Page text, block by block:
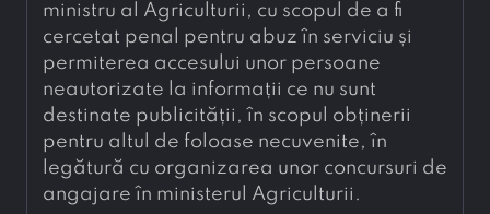
ministru al Agriculturii, cu scopul de a fi
cercetat penal pentru abuz în serviciu și
permiterea accesului unor persoane
neautorizate la informații ce nu sunt
destinate publicității, în scopul obținerii
pentru altul de foloase necuvenite, în
legătură cu organizarea unor concursuri de
angajare în ministerul Agriculturii.